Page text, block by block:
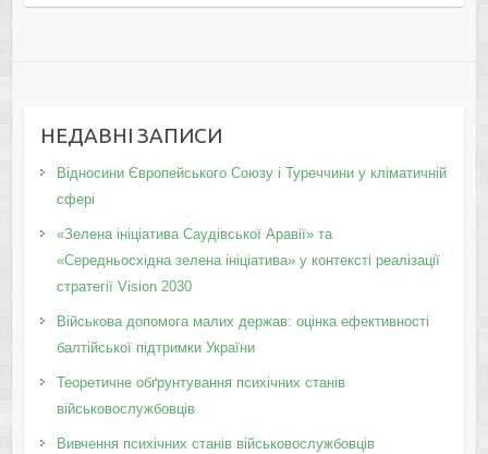
НЕДАВНІ ЗАПИСИ
Відносини Європейського Союзу і Туреччини у кліматичній
сфері
«Зелена ініціатива Саудівської Аравії» та
«Середньосхідна зелена ініціатива» у контексті реалізації
стратегії Vision 2030
Військова допомога малих держав: оцінка ефективності
балтійської підтримки України
Теоретичне обґрунтування психічних станів
військовослужбовців
Вивчення психічних станів військовослужбовців